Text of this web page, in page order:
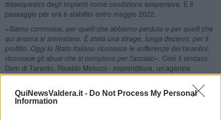
QuiNewsValdera.it - Do Not Process My Personal
Information
dissequestro degli impianti come condizione sospensiva. E il
passaggio per ora è stabilito entro maggio 2022.
«Siamo commossi, per quelli che abbiamo perduto e per quelli che
qui ancora si ammalano. È stata una strage, lunga decenni, per il
profitto. Oggi lo Stato italiano riconosce le sofferenze dei tarantini,
riconosce gli abusi che si compiono per l'acciaio» . Così il sindaco
Dem di Taranto, Rinaldo Melucci - imprenditore, un’agenzia
marittima di famiglia - dopo la lettura della sentenza del processo, a
Questa sentenza- aggiunge -è un macigno sulle azioni del
Governo, non saremo un Paese credibile e giusto se all'interno del